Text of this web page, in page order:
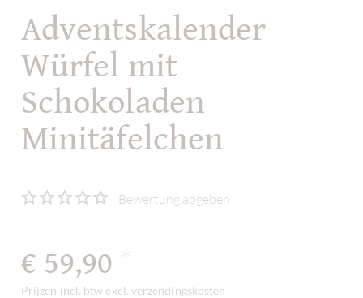
Adventskalender
Würfel mit
Schokoladen
Minitäfelchen
Bewertung abgeben
€ 59,90
Prijzen incl. btw excl. verzendingskosten